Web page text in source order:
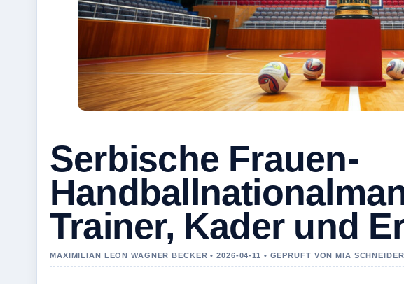
Serbische Frauen-
Trainer, Kader und
MAXIMILIAN LEON WAGNER BECKER • 2026-04-11 • GEPRUFT VON MIA SCHNEIDER